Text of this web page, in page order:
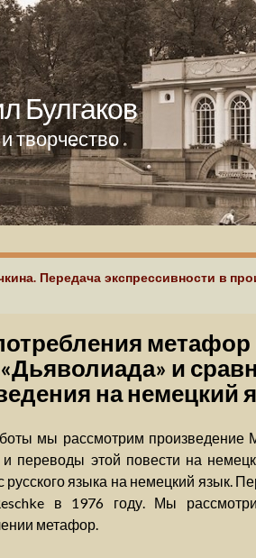
Булгаков
творчество
Передача экспрессивности в
и
на немецкий
мы рассмотрим произведение
и переводы этой повести на
русского языка на немецкий язык.
в 1976 году. Мы
метафор.